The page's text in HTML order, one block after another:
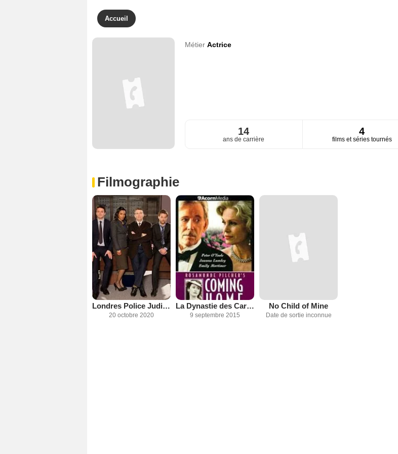
Accueil
Métier Actrice
14
ans de carrière
4
films et séries tournés
Filmographie
Londres Police Judiciaire / London District
20 octobre 2020
La Dynastie des Carey-Lewis
9 septembre 2015
No Child of Mine
Date de sortie inconnue